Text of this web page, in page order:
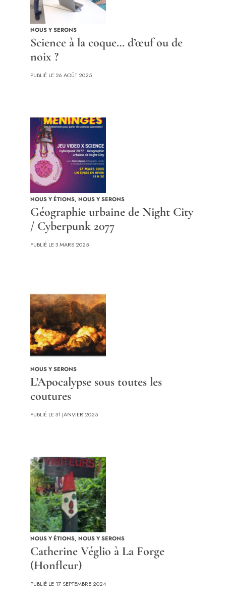
NOUS Y SERONS
Science à la coque… d’œuf ou de
noix ?
PUBLIÉ LE 26 AOÛT 2025
NOUS Y ÉTIONS, NOUS Y SERONS
Géographie urbaine de Night City
/ Cyberpunk 2077
PUBLIÉ LE 3 MARS 2025
NOUS Y SERONS
L’Apocalypse sous toutes les
coutures
PUBLIÉ LE 31 JANVIER 2025
NOUS Y ÉTIONS, NOUS Y SERONS
Catherine Véglio à La Forge
(Honfleur)
PUBLIÉ LE 17 SEPTEMBRE 2024